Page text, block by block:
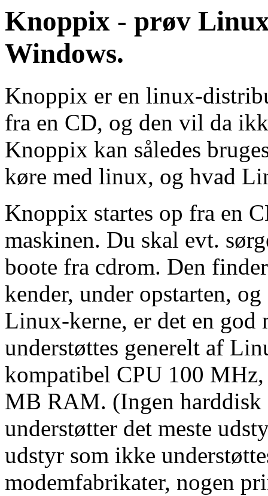
Knoppix - prøv
Windows.
Knoppix er en linux-
fra en CD, og den vil da
Knoppix kan således
køre med linux, og hvad
Knoppix startes op fra en
maskinen. Du skal evt.
boote fra cdrom. Den
kender, under opstarten,
Linux-kerne, er det en god
understøttes generelt af
kompatibel CPU 100
MB RAM. (Ingen
understøtter det meste
udstyr som ikke
modemfabrikater, nogen